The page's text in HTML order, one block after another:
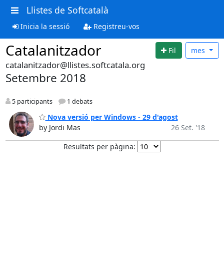
Llistes de Softcatalà
Inicia la sessió Registreu-vos
Catalanitzador Fil mes
catalanitzador@llistes.softcatala.org
Setembre 2018
5 participants 1 debats
Nova versió per Windows - 29 d'agost
by Jordi Mas
26 Set. '18
Resultats per pàgina: